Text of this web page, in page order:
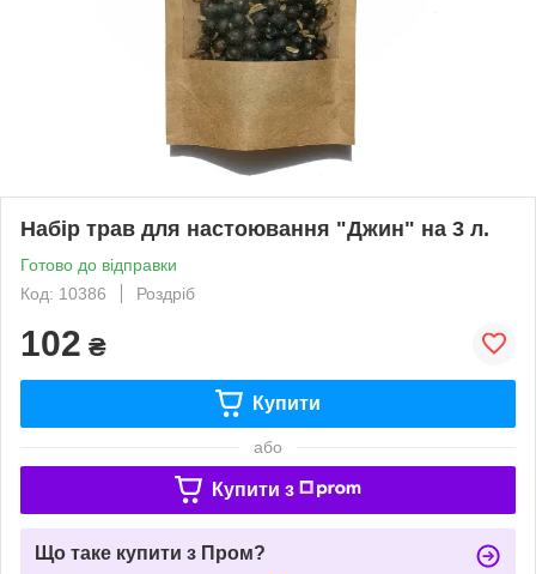
Набір трав для настоювання "Джин" на 3 л.
Готово до відправки
Код: 10386
Роздріб
102 ₴
Купити
або
Купити з
Що таке купити з Пром?